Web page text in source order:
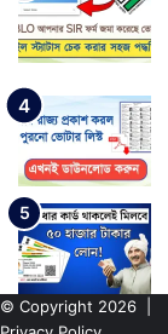
© Copyright 2026 |